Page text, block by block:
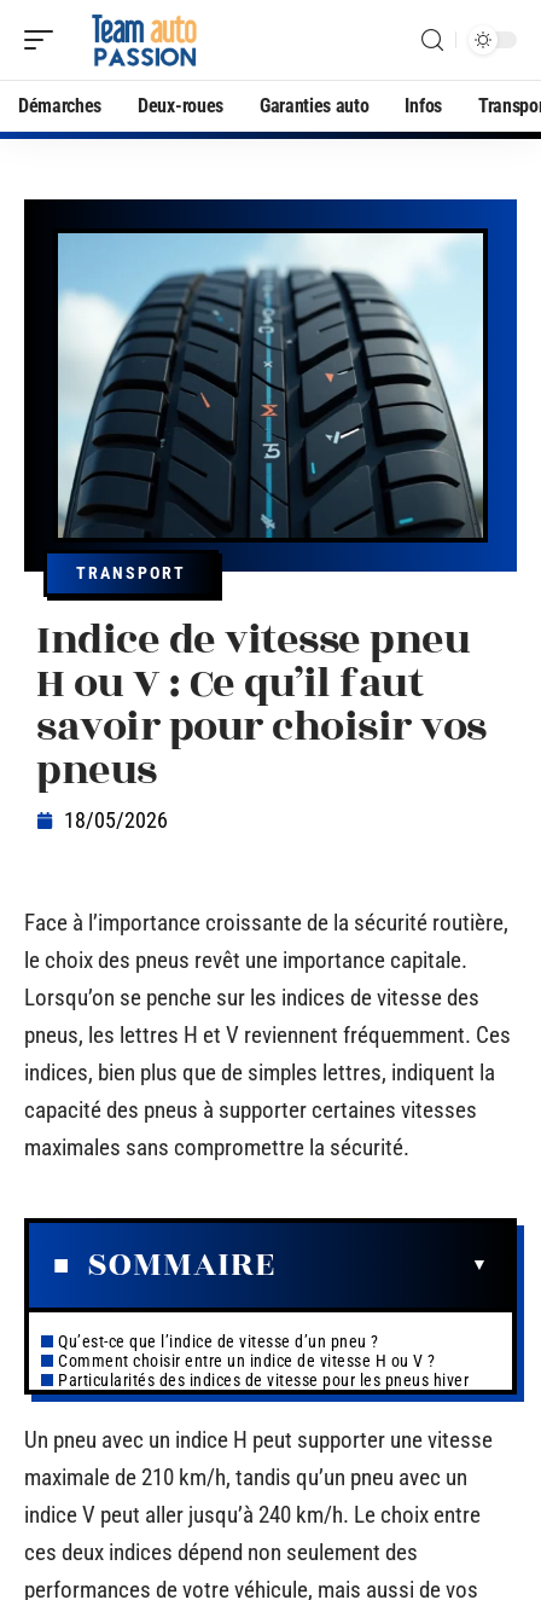
Démarches Deux-roues Garanties auto Infos
TRANSPORT
Indice de vitesse pneu
H ou V : Ce qu’il faut
savoir pour choisir vos
pneus
18/05/2026
Face à l’importance croissante de la sécurité routière,
le choix des pneus revêt une importance capitale.
Lorsqu’on se penche sur les indices de vitesse des
pneus, les lettres H et V reviennent fréquemment. Ces
indices, bien plus que de simples lettres, indiquent la
capacité des pneus à supporter certaines vitesses
maximales sans compromettre la sécurité.
SOMMAIRE
Qu’est-ce que l’indice de vitesse d’un pneu ?
Comment choisir entre un indice de vitesse H ou V ?
Particularités des indices de vitesse pour les pneus hiver
Un pneu avec un indice H peut supporter une vitesse
maximale de 210 km/h, tandis qu’un pneu avec un
indice V peut aller jusqu’à 240 km/h. Le choix entre
ces deux indices dépend non seulement des
performances de votre véhicule, mais aussi de vos